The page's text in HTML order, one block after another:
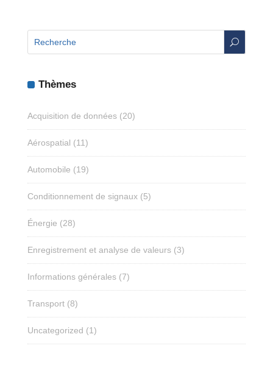
U
Thèmes
Acquisition de données(20)
Aérospatial (11)
Automobile (19)
Conditionnement de signaux(5)
Énergie (28)
Enregistrement et analyse de valeurs(3)
Informations générales(7)
Transport(8)
Uncategorized (1)